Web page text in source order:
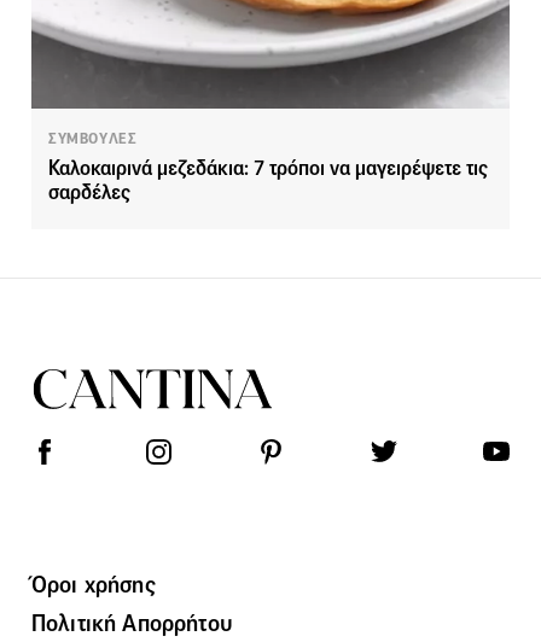
ΣΥΜΒΟΥΛΕΣ
Καλοκαιρινά μεζεδάκια: 7 τρόποι να μαγειρέψετε τις
σαρδέλες
Όροι χρήσης
Πολιτική Απορρήτου